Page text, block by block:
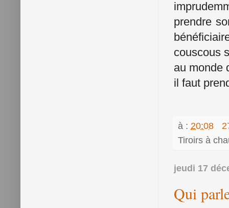
prendre
couscous
au monde
il faut
à : 20:08
Tiroirs à
jeudi 17
Qui